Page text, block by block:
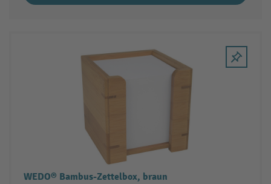
WEDO® Bambus-Zettelbox, braun